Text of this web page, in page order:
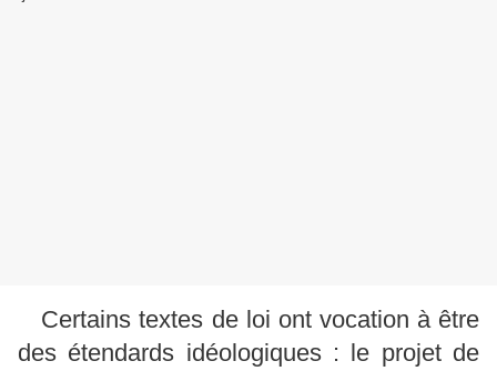
Certains textes de loi ont vocation à être
des étendards idéologiques : le projet de